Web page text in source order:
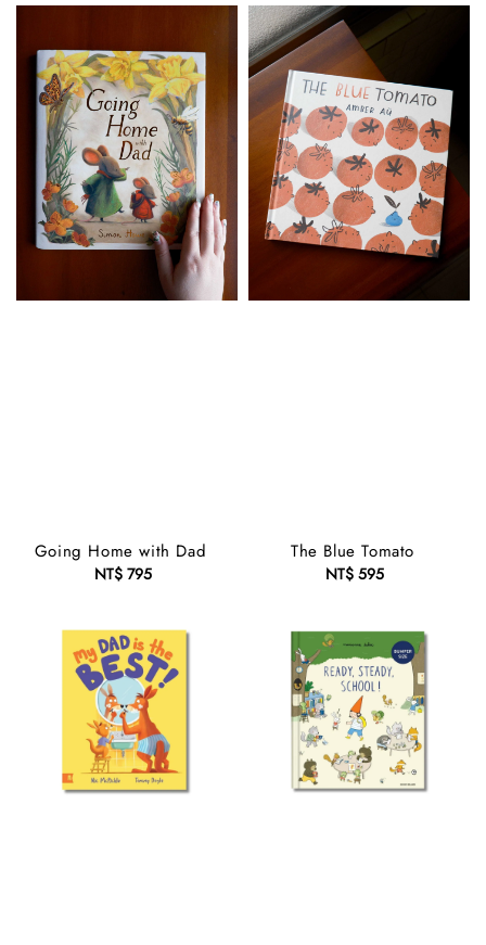
Going Home with Dad
Regular
NT$ 795
The Blue Tomato
Regular
NT$ 595